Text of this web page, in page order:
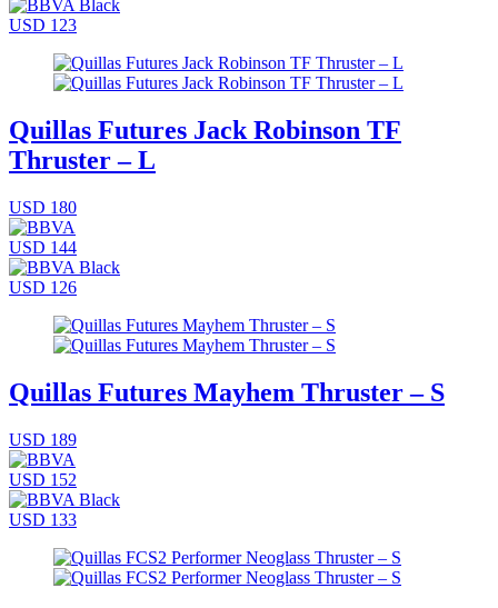
USD 123
Quillas Futures Jack Robinson TF
Thruster – L
USD 180
USD 144
USD 126
Quillas Futures Mayhem Thruster – S
USD 189
USD 152
USD 133